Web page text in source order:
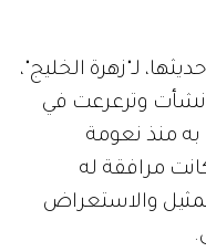
لـ"زهرة الخليج"،
نشأت وترعرعت في
به منذ نعومة
مرافقة له
والاستعراض